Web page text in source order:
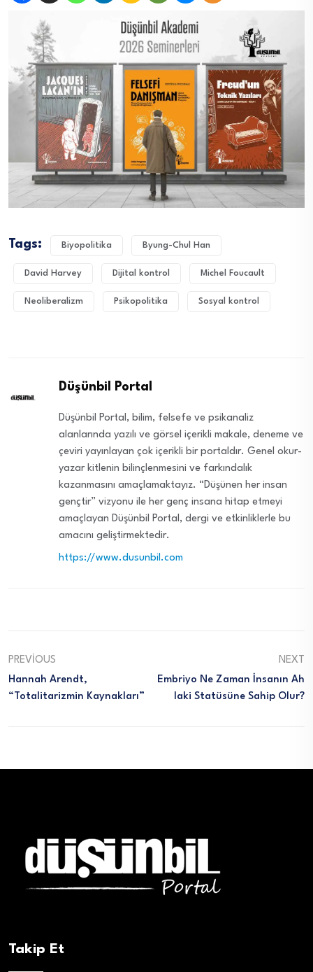
Tags: Biyopolitika Byung-Chul Han
David Harvey Dijital kontrol Michel Foucault
Neoliberalizm Psikopolitika Sosyal kontrol
Düşünbil Portal
Düşünbil Portal, bilim, felsefe ve psikanaliz
alanlarında yazılı ve görsel içerikli makale, deneme ve
çeviri yayınlayan çok içerikli bir portaldır. Genel okur-
yazar kitlenin bilinçlenmesini ve farkındalık
kazanmasını amaçlamaktayız. “Düşünen her insan
gençtir” vizyonu ile her genç insana hitap etmeyi
amaçlayan Düşünbil Portal, dergi ve etkinliklerle bu
amacını geliştirmektedir.
https://www.dusunbil.com
PREVIOUS
Hannah Arendt,
“Totalitarizmin Kaynakları”
NEXT
Embriyo Ne Zaman İnsanın Ah
Laki Statüsüne Sahip Olur?
Takip Et